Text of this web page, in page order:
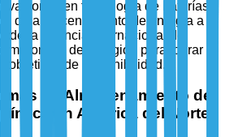
en tecnología de baterías y
de almacenamiento de energía a
de la Agencia Internacional de
de la región para lograr
objetivos de sostenibilidad.
de Almacenamiento de
en América del Norte